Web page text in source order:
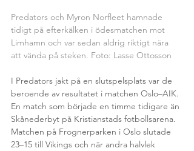
Predators och Myron Norfleet hamnade
tidigt på efterkälken i ödesmatchen mot
Limhamn och var sedan aldrig riktigt nära
att vända på steken. Foto: Lasse Ottosson
I Predators jakt på en slutspelsplats var de
beroende av resultatet i matchen Oslo–AIK.
En match som började en timme tidigare än
Skånederbyt på Kristianstads fotbollsarena.
Matchen på Frognerparken i Oslo slutade
23–15 till Vikings och när andra halvlek